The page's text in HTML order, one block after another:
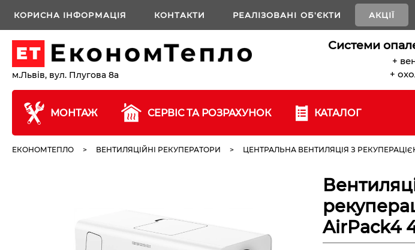
КОРИСНА ІНФОРМАЦІЯ КОНТАКТИ РЕАЛІЗОВАНІ ОБ'ЄКТИ АКЦІЇ
м.Львів, вул. Плугова 8а
Системи
+
+
МОНТАЖ СЕРВІС ТА РОЗРАХУНОК КАТАЛОГ
ЕКОНОМТЕПЛО > ВЕНТИЛЯЦІЙНІ РЕКУПЕРАТОРИ > ЦЕНТРАЛЬНА ВЕНТИЛЯЦІЯ З
AirPack4